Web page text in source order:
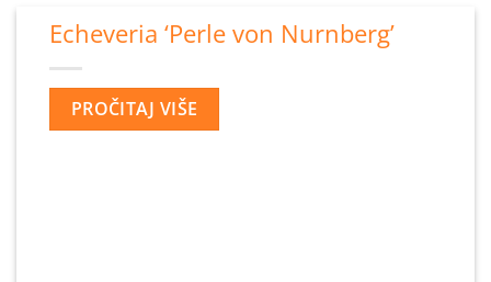
Echeveria ‘Perle von Nurnberg’
PROČITAJ VIŠE